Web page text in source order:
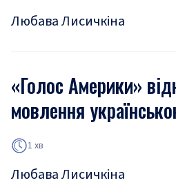
Любава Лисичкіна
«Голос Америки»
мовлення
1 хв
Любава Лисичкіна